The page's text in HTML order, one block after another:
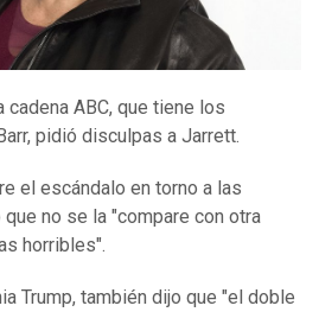
ABC, que tiene los
pidió disculpas a Jarrett.
el escándalo en torno a las
no se la "compare con otra
horribles".
Trump, también dijo que "el doble